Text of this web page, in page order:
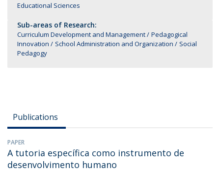
Educational Sciences
Sub-areas of Research:
Curriculum Development and Management
Pedagogical
Innovation
School Administration and Organization
Social
Pedagogy
Publications
PAPER
A tutoria específica como instrumento de
desenvolvimento humano